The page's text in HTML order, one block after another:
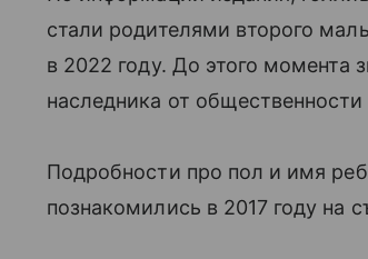
стали родителями второго
в 2022 году. До этого момента
наследника от
Подробности про пол и имя
познакомились в 2017 году на